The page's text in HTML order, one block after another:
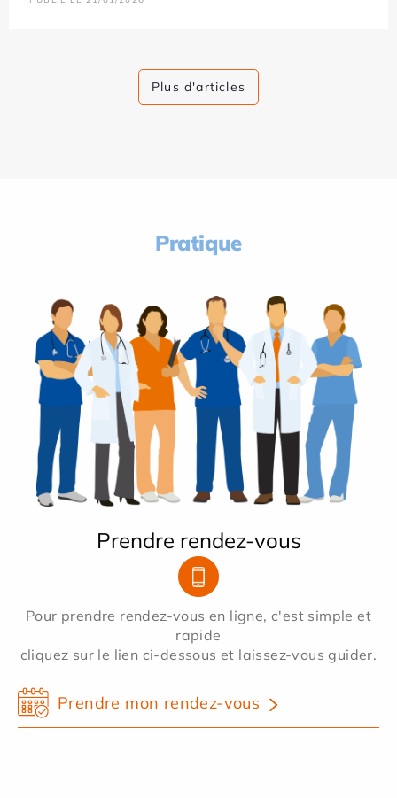
Plus d'articles
Pratique
Prendre rendez-vous
Pour prendre rendez-vous en ligne, c'est simple et
rapide
cliquez sur le lien ci-dessous et laissez-vous guider.
Prendre mon rendez-vous